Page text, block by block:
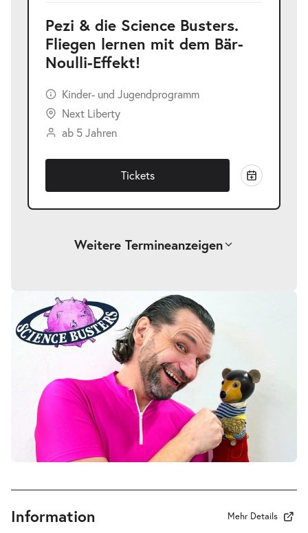
Pezi & die Science Busters.
Fliegen lernen mit dem Bär-
Noulli-Effekt!
Kinder- und Jugendprogramm
Next Liberty
ab 5 Jahren
Tickets
Weitere Termineanzeigen
Pezi & die Science Busters. Fliegen
lernen mit dem Bär-Noulli-Effekt!
Mi. 19.05.2027
10:30–11:35 Uhr
Tickets
Pezi & die Science Busters. Fliegen
lernen mit dem Bär-Noulli-Effekt!-
19.05.2027
Tickets
Information Mehr Details